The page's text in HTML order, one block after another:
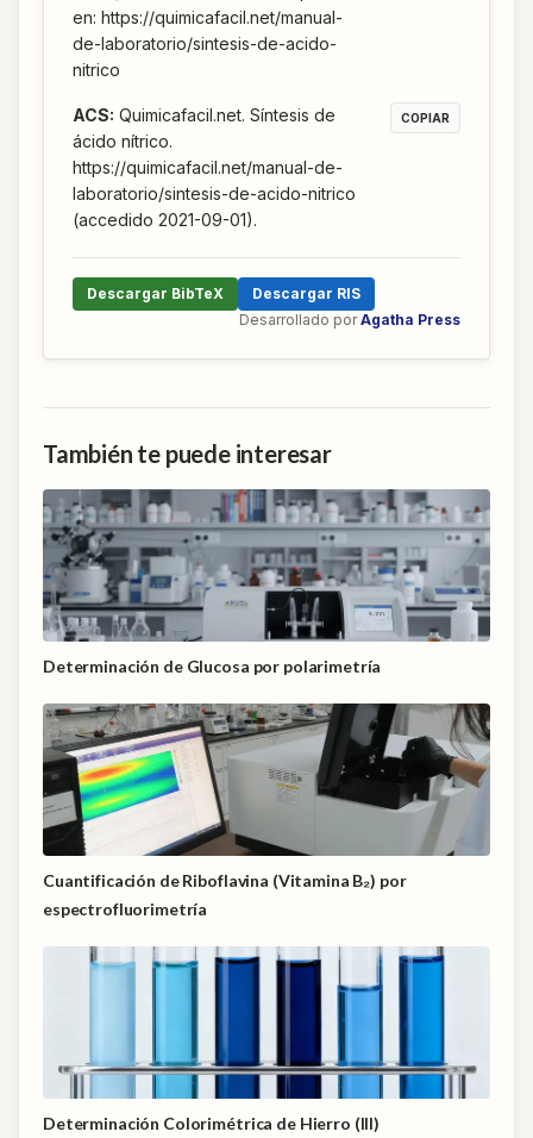
en: https://quimicafacil.net/manual-
de-laboratorio/sintesis-de-acido-
nitrico
ACS: Quimicafacil.net. Síntesis de
ácido nítrico.
https://quimicafacil.net/manual-de-
laboratorio/sintesis-de-acido-nitrico
(accedido 2021-09-01).
COPIAR
Descargar BibTeX
Descargar RIS
Desarrollado por Agatha Press
También te puede interesar
Determinación de Glucosa por polarimetría
Cuantificación de Riboflavina (Vitamina B₂) por
espectrofluorimetría
Determinación Colorimétrica de Hierro (III)